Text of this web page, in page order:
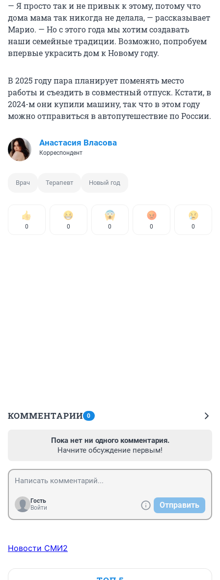
— Я просто так и не привык к этому, потому что
дома мама так никогда не делала, — рассказывает
Марио. — Но с этого года мы хотим создавать
наши семейные традиции. Возможно, попробуем
впервые украсить дом к Новому году.
В 2025 году пара планирует поменять место
работы и съездить в совместный отпуск. Кстати, в
2024-м они купили машину, так что в этом году
можно отправиться в автопутешествие по России.
Анастасия Власова
Корреспондент
Врач Терапевт Новый год
0 0 0 0 0
КОММЕНТАРИИ 0
Пока нет ни одного комментария.
Начните обсуждение первым!
Гость
Войти
Отправить
Новости СМИ2